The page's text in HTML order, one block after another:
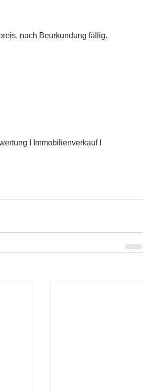
nach Beurkundung fällig.
I Immobilienverkauf I